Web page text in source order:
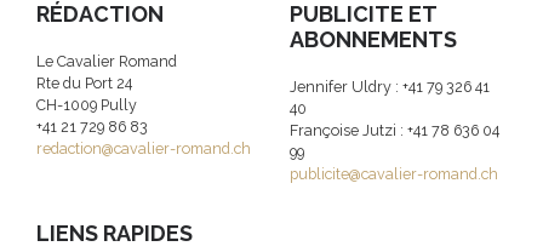
RÉDACTION
Le Cavalier Romand
Rte du Port 24
CH-1009 Pully
+41 21 729 86 83
redaction@cavalier-romand.ch
PUBLICITE ET
ABONNEMENTS
Jennifer Uldry : +41 79 326 41
40
Françoise Jutzi : +41 78 636 04
99
publicite@cavalier-romand.ch
LIENS RAPIDES